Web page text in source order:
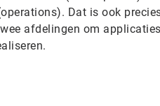
Dat is ook
afdelingen om